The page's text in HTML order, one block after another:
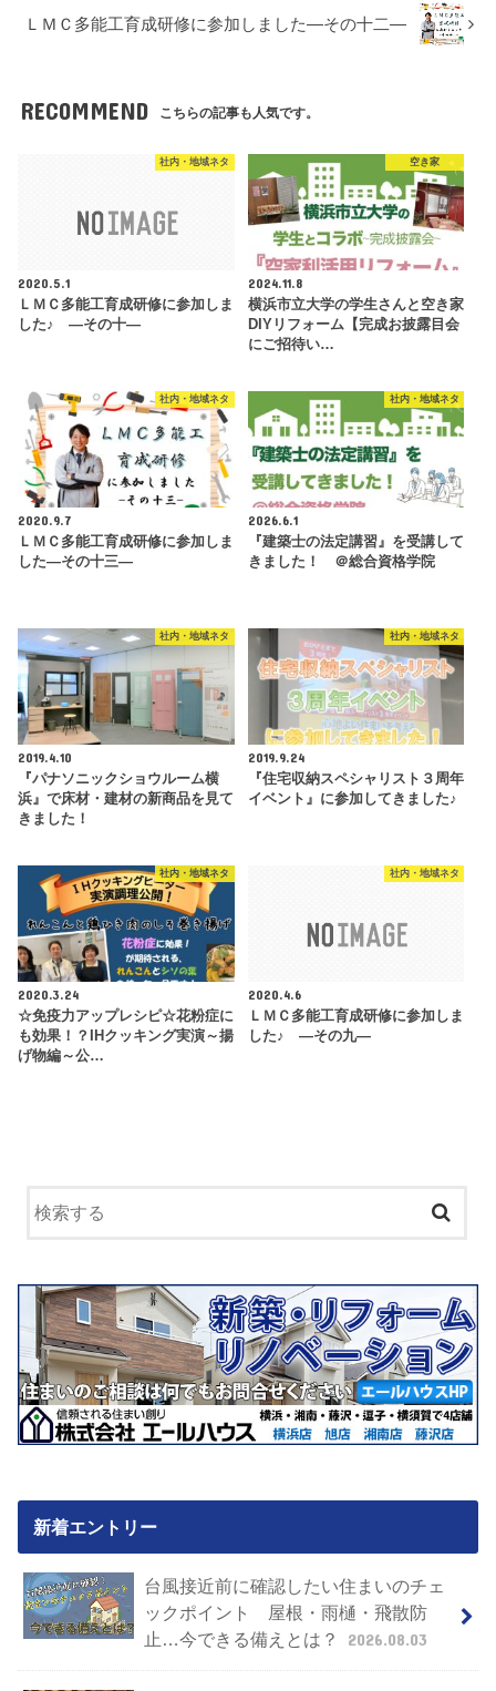
ＬＭＣ多能工育成研修に参加しました―その十二―
RECOMMEND こちらの記事も人気です。
社内・地域ネタ
2020.5.1
ＬＭＣ多能工育成研修に参加しま
した♪ ―その十―
空き家
2024.11.8
横浜市立大学の学生さんと空き家
DIYリフォーム【完成お披露目会
にご招待い…
社内・地域ネタ
2020.9.7
ＬＭＣ多能工育成研修に参加しま
した―その十三―
社内・地域ネタ
2026.6.1
『建築士の法定講習』を受講して
きました！ ＠総合資格学院
社内・地域ネタ
2019.4.10
『パナソニックショウルーム横
浜』で床材・建材の新商品を見て
きました！
社内・地域ネタ
2019.9.24
『住宅収納スペシャリスト３周年
イベント』に参加してきました♪
社内・地域ネタ
2020.3.24
☆免疫力アップレシピ☆花粉症に
も効果！？IHクッキング実演～揚
げ物編～公…
社内・地域ネタ
2020.4.6
ＬＭＣ多能工育成研修に参加しま
した♪ ―その九―
新着エントリー
台風接近前に確認したい住まいのチェ
ックポイント 屋根・雨樋・飛散防
止…今できる備えとは？
2026.08.03